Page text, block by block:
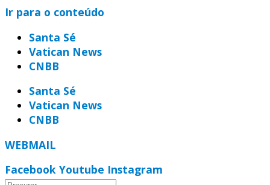
Ir para o conteúdo
Santa Sé
Vatican News
CNBB
Santa Sé
Vatican News
CNBB
WEBMAIL
Facebook Youtube Instagram